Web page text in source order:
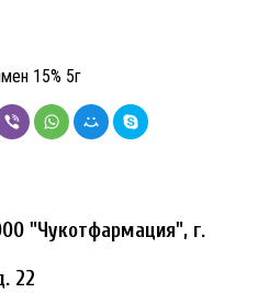
15% 5г
"Чукотфармация", г.
22